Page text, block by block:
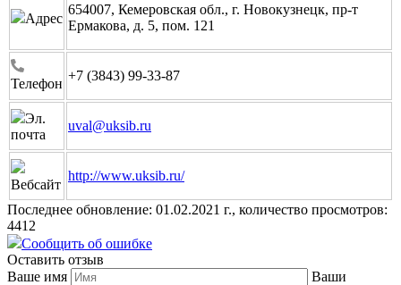
Адрес
654007, Кемеровская обл., г. Новокузнецк, пр-т
Ермакова, д. 5, пом. 121
Телефон
+7 (3843) 99-33-87
Эл.
почта
uval@uksib.ru
Вебсайт
http://www.uksib.ru/
Последнее обновление: 01.02.2021 г., количество просмотров:
4412
Сообщить об ошибке
Оставить отзыв
Ваше имя
Ваши